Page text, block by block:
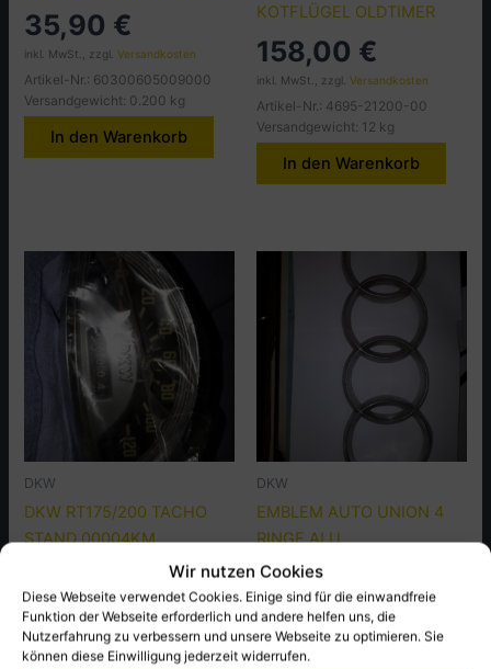
Wir nutzen Cookies
Diese Webseite verwendet Cookies. Einige sind für die einwandfreie
Funktion der Webseite erforderlich und andere helfen uns, die
Nutzerfahrung zu verbessern und unsere Webseite zu optimieren. Sie
können diese Einwilligung jederzeit widerrufen.
35,90 €
inkl. MwSt., zzgl.Versandkosten
Artikel-Nr.: 60300605009000
Versandgewicht: 0.200 kg
In den Warenkorb
KOTFLÜGEL OLDTIMER
158,00 €
inkl. MwSt., zzgl. Versandkosten
Artikel-Nr.: 4695-21200-00
Versandgewicht: 12 kg
In den Warenkorb
DKW
DKW RT175/200 TACHO
STAND 00004KM
inkl. MwSt., zzgl. Versandkosten
Artikel-Nr.: nicht vorhanden DKW
Versandgewicht: 0.200 kg
DKW
EMBLEM AUTO UNION 4
RINGE ALU
119,00
inkl. MwSt., zzgl.Versandkosten
Artikel-Nr.: nicht vorhanden
Emblem